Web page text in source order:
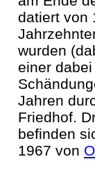
datiert von
wurden
einer
Jahren
Friedhof.
befinden
1967 von